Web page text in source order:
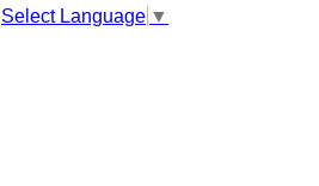
Select Language ▼